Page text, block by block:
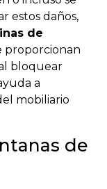
estos daños,
de
proporcionan
bloquear
a
mobiliario
de